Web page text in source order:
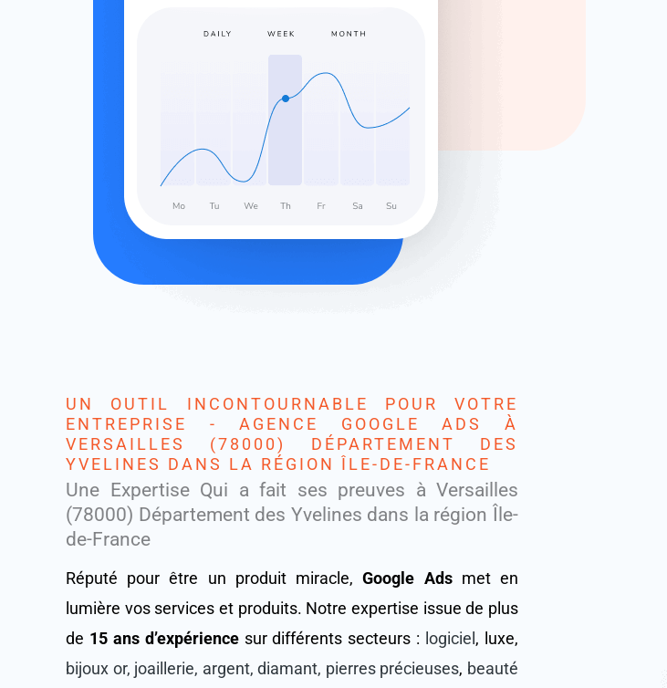
UN OUTIL INCONTOURNABLE POUR VOTRE
ENTREPRISE - AGENCE GOOGLE ADS À
VERSAILLES (78000) DÉPARTEMENT DES
YVELINES DANS LA RÉGION ÎLE-DE-FRANCE
Une Expertise Qui a fait ses preuves à Versailles
(78000) Département des Yvelines dans la région Île-
de-France
Réputé pour être un produit miracle,Google Adsmet en
lumière vos services et produits. Notre expertise issue de plus
de 15 ans d’expériencesur différents secteurs : logiciel , luxe,
bijoux or, joaillerie, argent, diamant, pierres précieuses, beauté